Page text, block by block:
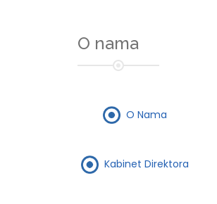
O nama
O Nama
Kabinet Direktora